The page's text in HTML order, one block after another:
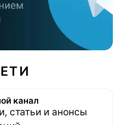
канал
статьи и анонсы